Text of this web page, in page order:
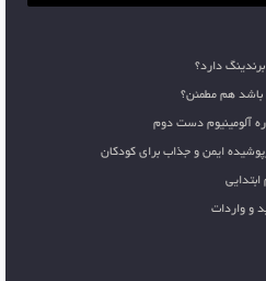
دارد؟
باشد هم مطمئن؟
آلومینیوم دست دوم
ایمن و جذاب برای کودکان
و واردات